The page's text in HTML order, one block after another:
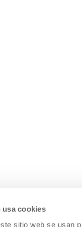
usa cookies
sitio web se usan